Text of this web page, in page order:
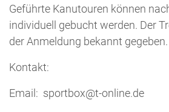
Geführte Kanutouren können
individuell gebucht werden. Der
der Anmeldung bekannt gegeben.
Kontakt:
Email: sportbox@t-online.de